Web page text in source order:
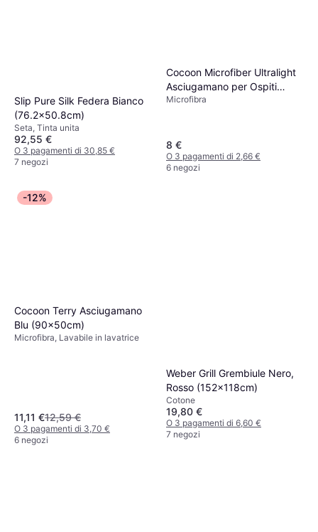
Slip Pure Silk Federa Bianco
(76.2x50.8cm)
Seta, Tinta unita
92,55 €
O 3 pagamenti di 30,85 €
7 negozi
Cocoon Microfiber Ultralight
Asciugamano per Ospiti
Rosso (60x30cm)
Microfibra
8 €
O 3 pagamenti di 2,66 €
6 negozi
-12%
Cocoon Terry Asciugamano
Blu (90x50cm)
Microfibra, Lavabile in lavatrice
11,11 €12,59 €
O 3 pagamenti di 3,70 €
6 negozi
Weber Grill Grembiule Nero,
Rosso (152x118cm)
Cotone
19,80 €
O 3 pagamenti di 6,60 €
7 negozi